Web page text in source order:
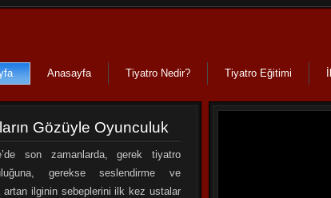
Anasayfa
Anasayfa Tiyatro Nedir?
Tiyatro Nedir? Tiyatro Eğitimi
Tiyatro Eğitimi
Gözüyle Oyunculuk
son zamanlarda, gerek tiyatro
gerekse seslendirme ve
artan ilginin sebeplerini ilk kez ustalar